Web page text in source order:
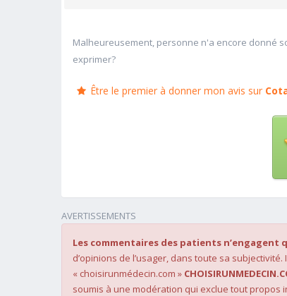
Malheureusement, personne n'a encore donné
exprimer?
Être le premier à donner mon avis sur
AVERTISSEMENTS
Les commentaires des patients
d’opinions de l’usager, dans toute sa
« choisirunmédecin.com »
soumis à une modération qui exclue tout